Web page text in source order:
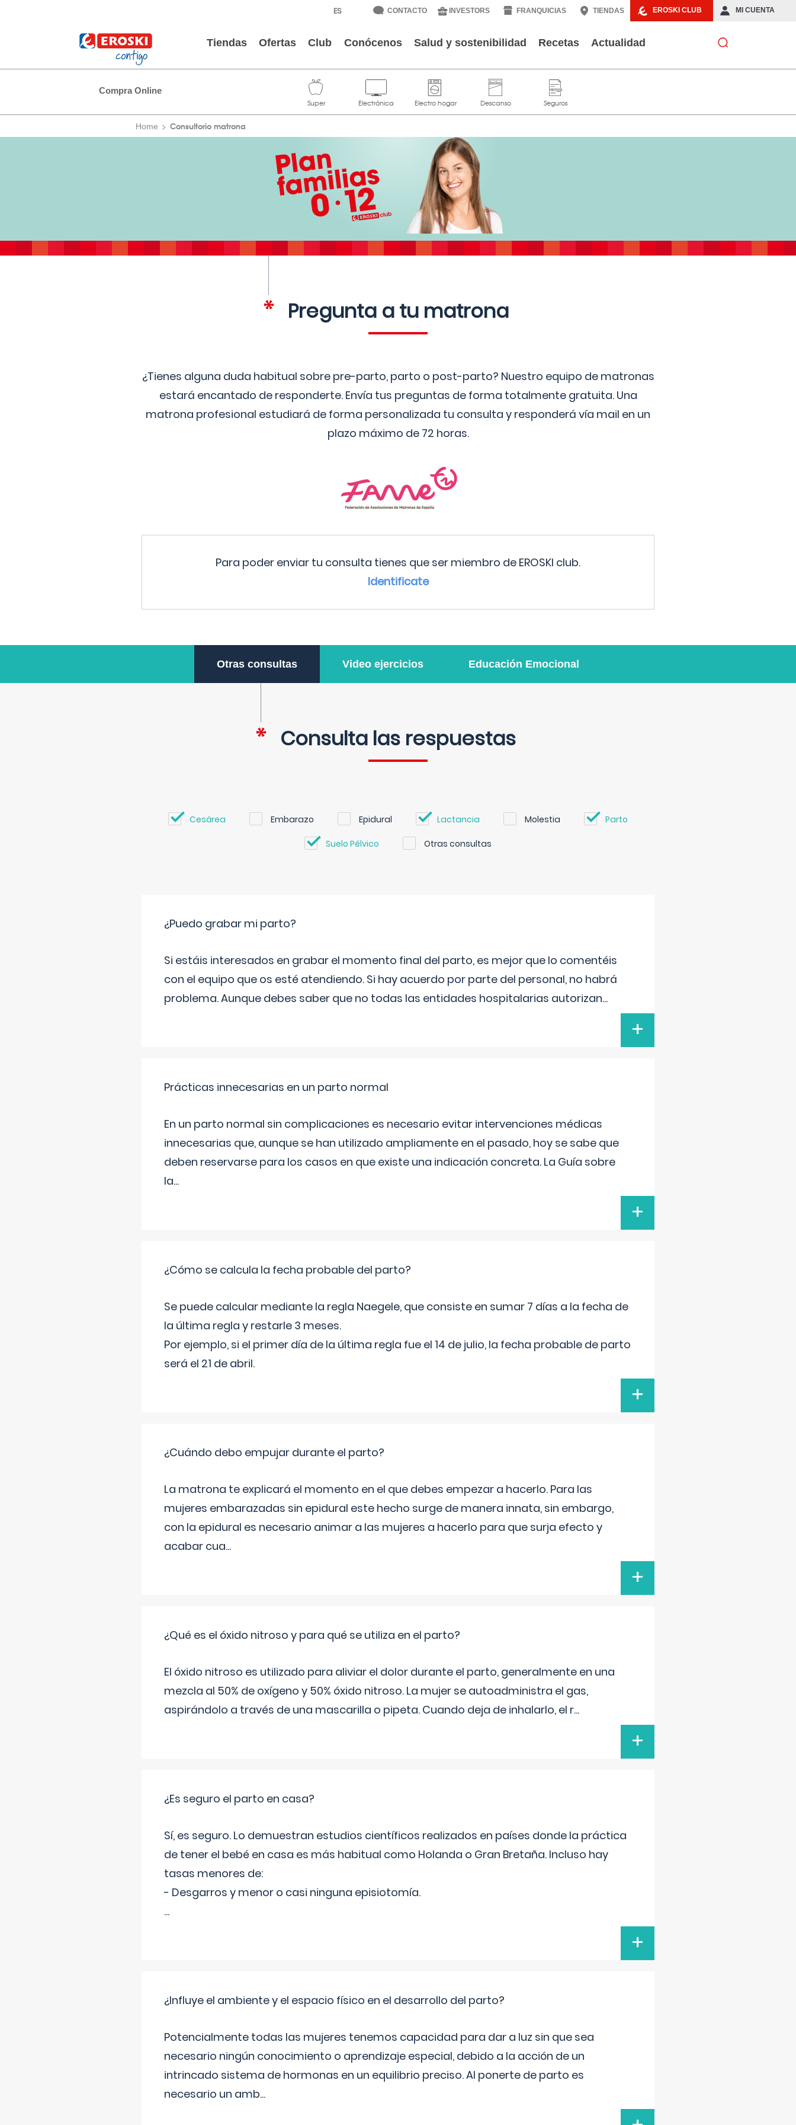
EROSKI CLUB MI CUENTA
CONTACTO INVESTORS FRANQUICIAS TIENDAS
Tiendas Ofertas Club Conócenos Salud y sostenibilidad Recetas Actualidad
Compra Online
Home Consultorio matrona
Pregunta a tu matrona
¿Tienes alguna duda habitual sobre pre-parto, parto o post-parto? Nuestro equipo de matronas
estará encantado de responderte. Envía tus preguntas de forma totalmente gratuita. Una
matrona profesional estudiará de forma personalizada tu consulta y responderá vía mail en un
plazo máximo de 72 horas.
Para poder enviar tu consulta tienes que ser miembro de EROSKI club.
Identificate
Otras consultas Video ejercicios Educación Emocional
Consulta las respuestas
Cesárea Embarazo Epidural Lactancia Molestia Parto
Suelo Pélvico Otras consultas
¿Puedo grabar mi parto?
Si estáis interesados en grabar el momento final del parto, es mejor que lo comentéis
con el equipo que os esté atendiendo. Si hay acuerdo por parte del personal, no habrá
problema. Aunque debes saber que no todas las entidades hospitalarias autorizan...
+
Prácticas innecesarias en un parto normal
En un parto normal sin complicaciones es necesario evitar intervenciones médicas
innecesarias que, aunque se han utilizado ampliamente en el pasado, hoy se sabe que
deben reservarse para los casos en que existe una indicación concreta. La Guía sobre
la...
+
¿Cómo se calcula la fecha probable del parto?
Se puede calcular mediante la regla Naegele, que consiste en sumar 7 días a la fecha de
la última regla y restarle 3 meses.
Por ejemplo, si el primer día de la última regla fue el 14 de julio, la fecha probable de parto
será el 21 de abril.
+
¿Cuándo debo empujar durante el parto?
La matrona te explicará el momento en el que debes empezar a hacerlo. Para las
mujeres embarazadas sin epidural este hecho surge de manera innata, sin embargo,
con la epidural es necesario animar a las mujeres a hacerlo para que surja efecto y
acabar cua...
+
¿Qué es el óxido nitroso y para qué se utiliza en el parto?
El óxido nitroso es utilizado para aliviar el dolor durante el parto, generalmente en una
mezcla al 50% de oxígeno y 50% óxido nitroso. La mujer se autoadministra el gas,
aspirándolo a través de una mascarilla o pipeta. Cuando deja de inhalarlo, el r...
+
¿Es seguro el parto en casa?
Sí, es seguro. Lo demuestran estudios científicos realizados en países donde la práctica
de tener el bebé en casa es más habitual como Holanda o Gran Bretaña. Incluso hay
tasas menores de:
- Desgarros y menor o casi ninguna episiotomía.
...
+
¿Influye el ambiente y el espacio físico en el desarrollo del parto?
Potencialmente todas las mujeres tenemos capacidad para dar a luz sin que sea
necesario ningún conocimiento o aprendizaje especial, debido a la acción de un
intrincado sistema de hormonas en un equilibrio preciso. Al ponerte de parto es
necesario un amb...